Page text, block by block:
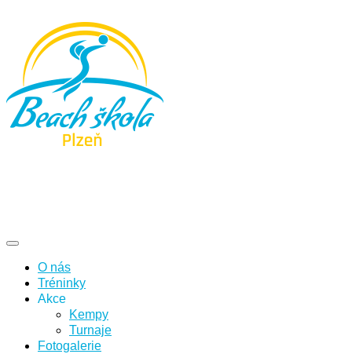
O nás
Tréninky
Akce
Kempy
Turnaje
Fotogalerie